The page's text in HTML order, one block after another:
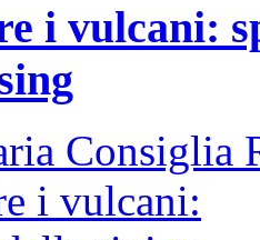
i vulcani:
Consiglia